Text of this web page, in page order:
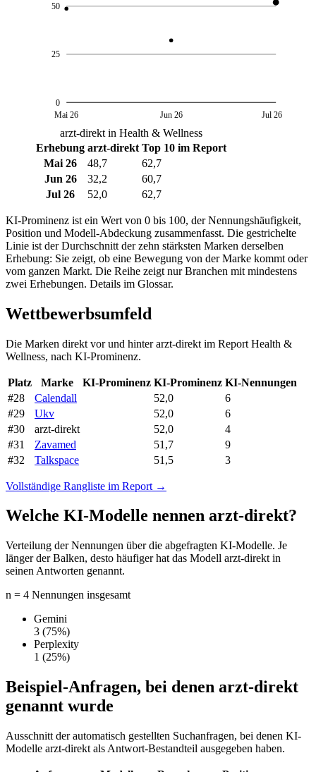
0
25
50
Mai 26 Jun 26 Jul 26
arzt-direkt in Health & Wellness
Erhebung arzt-direkt Top 10 im Report
Mai 26
48,7
62,7
Jun 26
32,2
60,7
Jul 26
52,0 62,7
KI-Prominenz ist ein Wert von 0 bis 100, der Nennungshäufigkeit,
Position und Modell-Abdeckung zusammenfasst. Die gestrichelte
Linie ist der Durchschnitt der zehn stärksten Marken derselben
Erhebung: Sie zeigt, ob eine Bewegung von der Marke kommt oder
vom ganzen Markt. Die Reihe zeigt nur Branchen mit mindestens
zwei Erhebungen. Details im Glossar.
Wettbewerbsumfeld
Die Marken direkt vor und hinter arzt-direkt im Report Health &
Wellness, nach KI-Prominenz.
Platz Marke KI-Prominenz KI-Prominenz KI-Nennungen
#28
Calendall 52,0
6
#29
Ukv 52,0
6
#30
arzt-direkt 52,0
4
#31
Zavamed 51,7
9
#32
Talkspace 51,5 3
Vollständige Rangliste im Report →
Welche KI-Modelle nennen arzt-direkt?
Verteilung der Nennungen über die abgefragten KI-Modelle. Je
länger der Balken, desto häufiger hat das Modell arzt-direkt in
seinen Antworten genannt.
n = 4 Nennungen insgesamt
Gemini
3 (75%)
Perplexity
1 (25%)
Beispiel-Anfragen, bei denen arzt-direkt
genannt wurde
Ausschnitt der automatisch gestellten Suchanfragen, bei denen KI-
Modelle arzt-direkt als Antwort-Bestandteil ausgegeben haben.